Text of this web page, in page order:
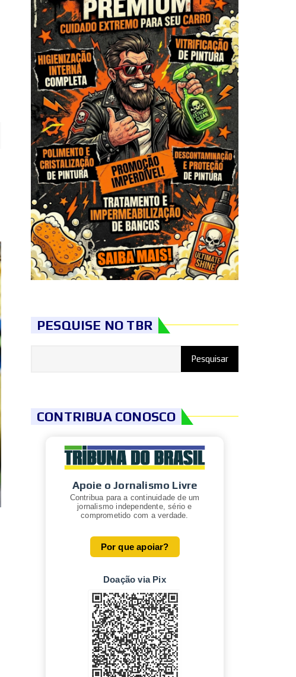
PESQUISE NO TBR
CONTRIBUA CONOSCO
Apoie o Jornalismo Livre
Contribua para a continuidade de um
jornalismo independente, sério e
comprometido com a verdade.
Por que apoiar?
Doação via Pix